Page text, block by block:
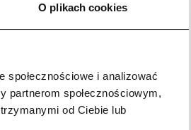
O plikach cookies
i analizować
partnerom społecznościowym,
od Ciebie lub